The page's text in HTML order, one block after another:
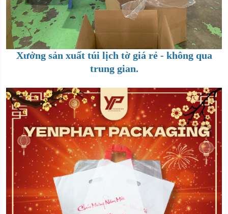
Xưởng sản xuất túi lịch tờ giá rẻ - không qua
trung gian.